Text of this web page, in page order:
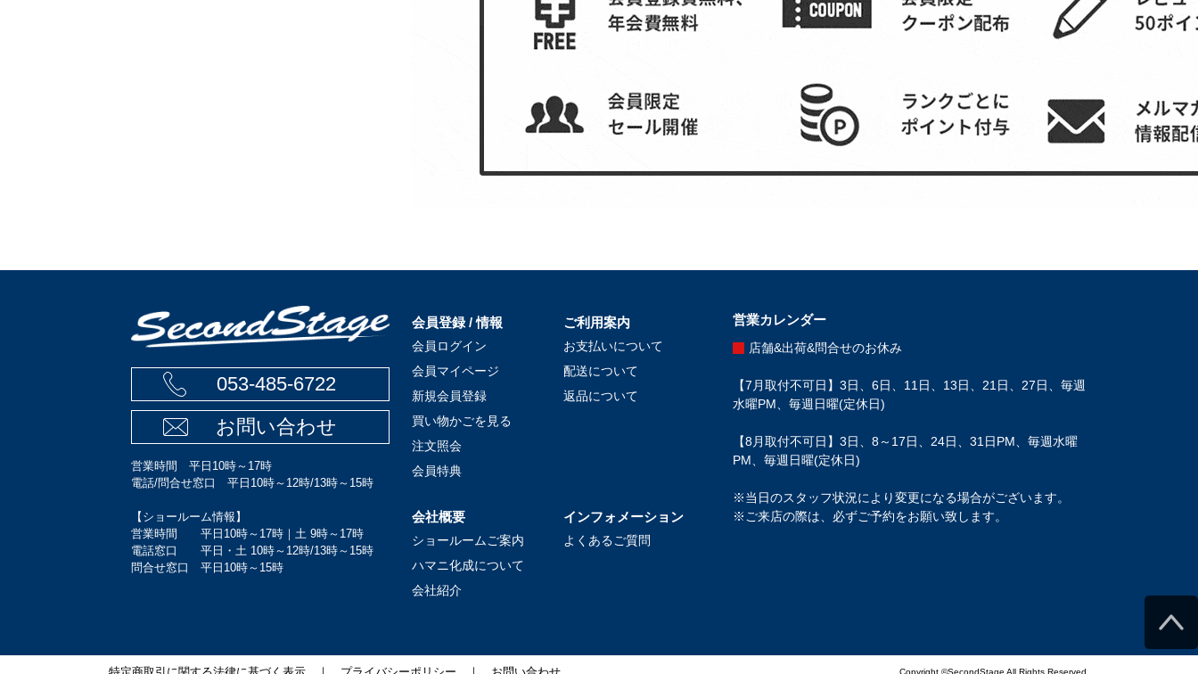
053-485-6722
お問い合わせ
営業時間 平日10時～17時
電話/問合せ窓口 平日10時～12時/13時～15時
【ショールーム情報】
営業時間 平日10時～17時｜土 9時～17時
電話窓口 平日・土 10時～12時/13時～15時
問合せ窓口 平日10時～15時
会員登録 / 情報
会員ログイン
会員マイページ
新規会員登録
買い物かごを見る
注文照会
会員特典
ご利用案内
お支払いについて
配送について
返品について
会社概要
ショールームご案内
ハマニ化成について
会社紹介
インフォメーション
よくあるご質問
営業カレンダー
店舗&出荷&問合せのお休み
【7月取付不可日】3日、6日、11日、13日、21日、27日、毎週
水曜PM、毎週日曜(定休日)
【8月取付不可日】3日、8～17日、24日、31日PM、毎週水曜
PM、毎週日曜(定休日)
※当日のスタッフ状況により変更になる場合がございます。
※ご来店の際は、必ずご予約をお願い致します。
Copyright ©SecondStage All Rights Reserved.